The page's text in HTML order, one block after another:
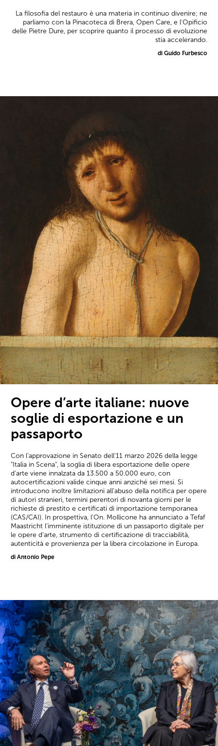
La filosofia del restauro è una materia in continuo divenire; ne
parliamo con la Pinacoteca di Brera, Open Care, e l'Opificio
delle Pietre Dure, per scoprire quanto il processo di evoluzione
stia accelerando.
di Guido Furbesco
Opere d’arte italiane: nuove
soglie di esportazione e un
passaporto
Con l'approvazione in Senato dell'11 marzo 2026 della legge
"Italia in Scena", la soglia di libera esportazione delle opere
d'arte viene innalzata da 13.500 a 50.000 euro, con
autocertificazioni valide cinque anni anziché sei mesi. Si
introducono inoltre limitazioni all'abuso della notifica per opere
di autori stranieri, termini perentori di novanta giorni per le
richieste di prestito e certificati di importazione temporanea
(CAS/CAI). In prospettiva, l'On. Mollicone ha annunciato a Tefaf
Maastricht l'imminente istituzione di un passaporto digitale per
le opere d'arte, strumento di certificazione di tracciabilità,
autenticità e provenienza per la libera circolazione in Europa.
di Antonio Pepe